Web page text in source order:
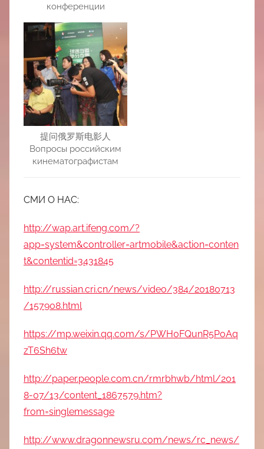
конференции
提问俄罗斯电影人
Вопросы российским
кинематографистам
СМИ О НАС:
http://wap.art.ifeng.com/?
app=system&controller=artmobile&action=conten
t&contentid=3431845
http://russian.cri.cn/news/video/384/20180713
/157908.html
https://mp.weixin.qq.com/s/PWH0FQunR5PoAq
zT6Sh6tw
http://paper.people.com.cn/rmrbhwb/html/201
8-07/13/content_1867579.htm?
from=singlemessage
http://www.dragonnewsru.com/news/rc_news/